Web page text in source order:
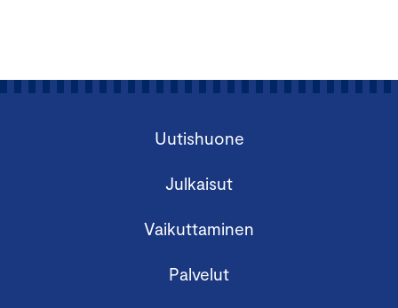
Uutishuone
Julkaisut
Vaikuttaminen
Palvelut